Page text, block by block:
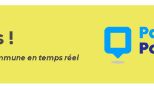
!
en temps réel